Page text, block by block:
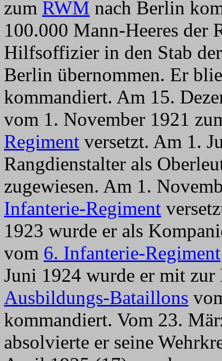
zum RWM nach Berlin
100.000 Mann-Heeres der
Hilfsoffizier in den Stab
Berlin übernommen. Er
kommandiert. Am 15.
vom 1. November 1921
Regiment versetzt. Am 1.
Rangdienstalter als
zugewiesen. Am 1.
Infanterie-Regiment
1923 wurde er als
vom 6. Infanterie-Regiment
Juni 1924 wurde er mit
Ausbildungs-Bataillons
kommandiert. Vom 23.
absolvierte er seine